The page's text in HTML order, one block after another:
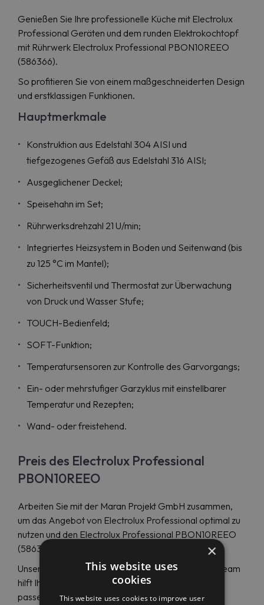
Genießen Sie Ihre professionelle Küche mit Electrolux
Professional Geräten und dem runden Elektrokochtopf
mit Rührwerk Electrolux Professional PBON10REEO
(586366).
So profitieren Sie von einem maßgeschneiderten Design
und erstklassigen Funktionen.
Hauptmerkmale
Konstruktion aus Edelstahl 304 AISI und
tiefgezogenes Gefäß aus Edelstahl 316 AISI;
Ausgeglichener Deckel;
Speisehahn im Set;
Rührwerksdrehzahl 21 U/min;
Integriertes Heizsystem in Boden und Seitenwand (bis
zu 125 °C im Mantel);
Sicherheitsventil und Thermostat zur Überwachung
von Druck und Wasser Stufe;
TOUCH-Bedienfeld;
SOFT-Funktion;
Temperatursensoren zur Kontrolle des Garvorgangs;
Ein- oder mehrstufiger Garzyklus mit einstellbarer
Temperatur und Rezepten;
Wand- oder freistehend.
Preis des Electrolux Professional
PBON10REEO
Arbeiten Sie mit der Maran Projekt GmbH zusammen,
um das Angebot von Electrolux Professional optimal zu
nutzen und den Electrolux Professional PBON10REEO
(586366) zum Schnäppchenpreis zu kaufen.
Unser deutsch- oder englischsprachiges Support-Team
hilft Ihnen rund um die Uhr bei der Auswahl der
passenden Lösung.
×
This website uses
cookies
This website uses cookies to improve user